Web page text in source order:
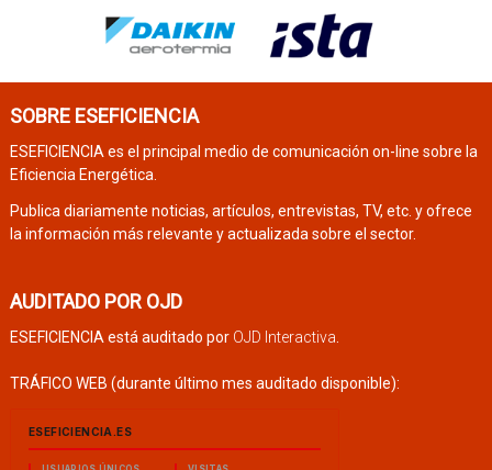
SOBRE ESEFICIENCIA
ESEFICIENCIA es el principal medio de comunicación on-line sobre la
Eficiencia Energética.
Publica diariamente noticias, artículos, entrevistas, TV, etc. y ofrece
la información más relevante y actualizada sobre el sector.
AUDITADO POR OJD
ESEFICIENCIA está auditado por OJD Interactiva
TRÁFICO WEB (durante último mes auditado disponible):